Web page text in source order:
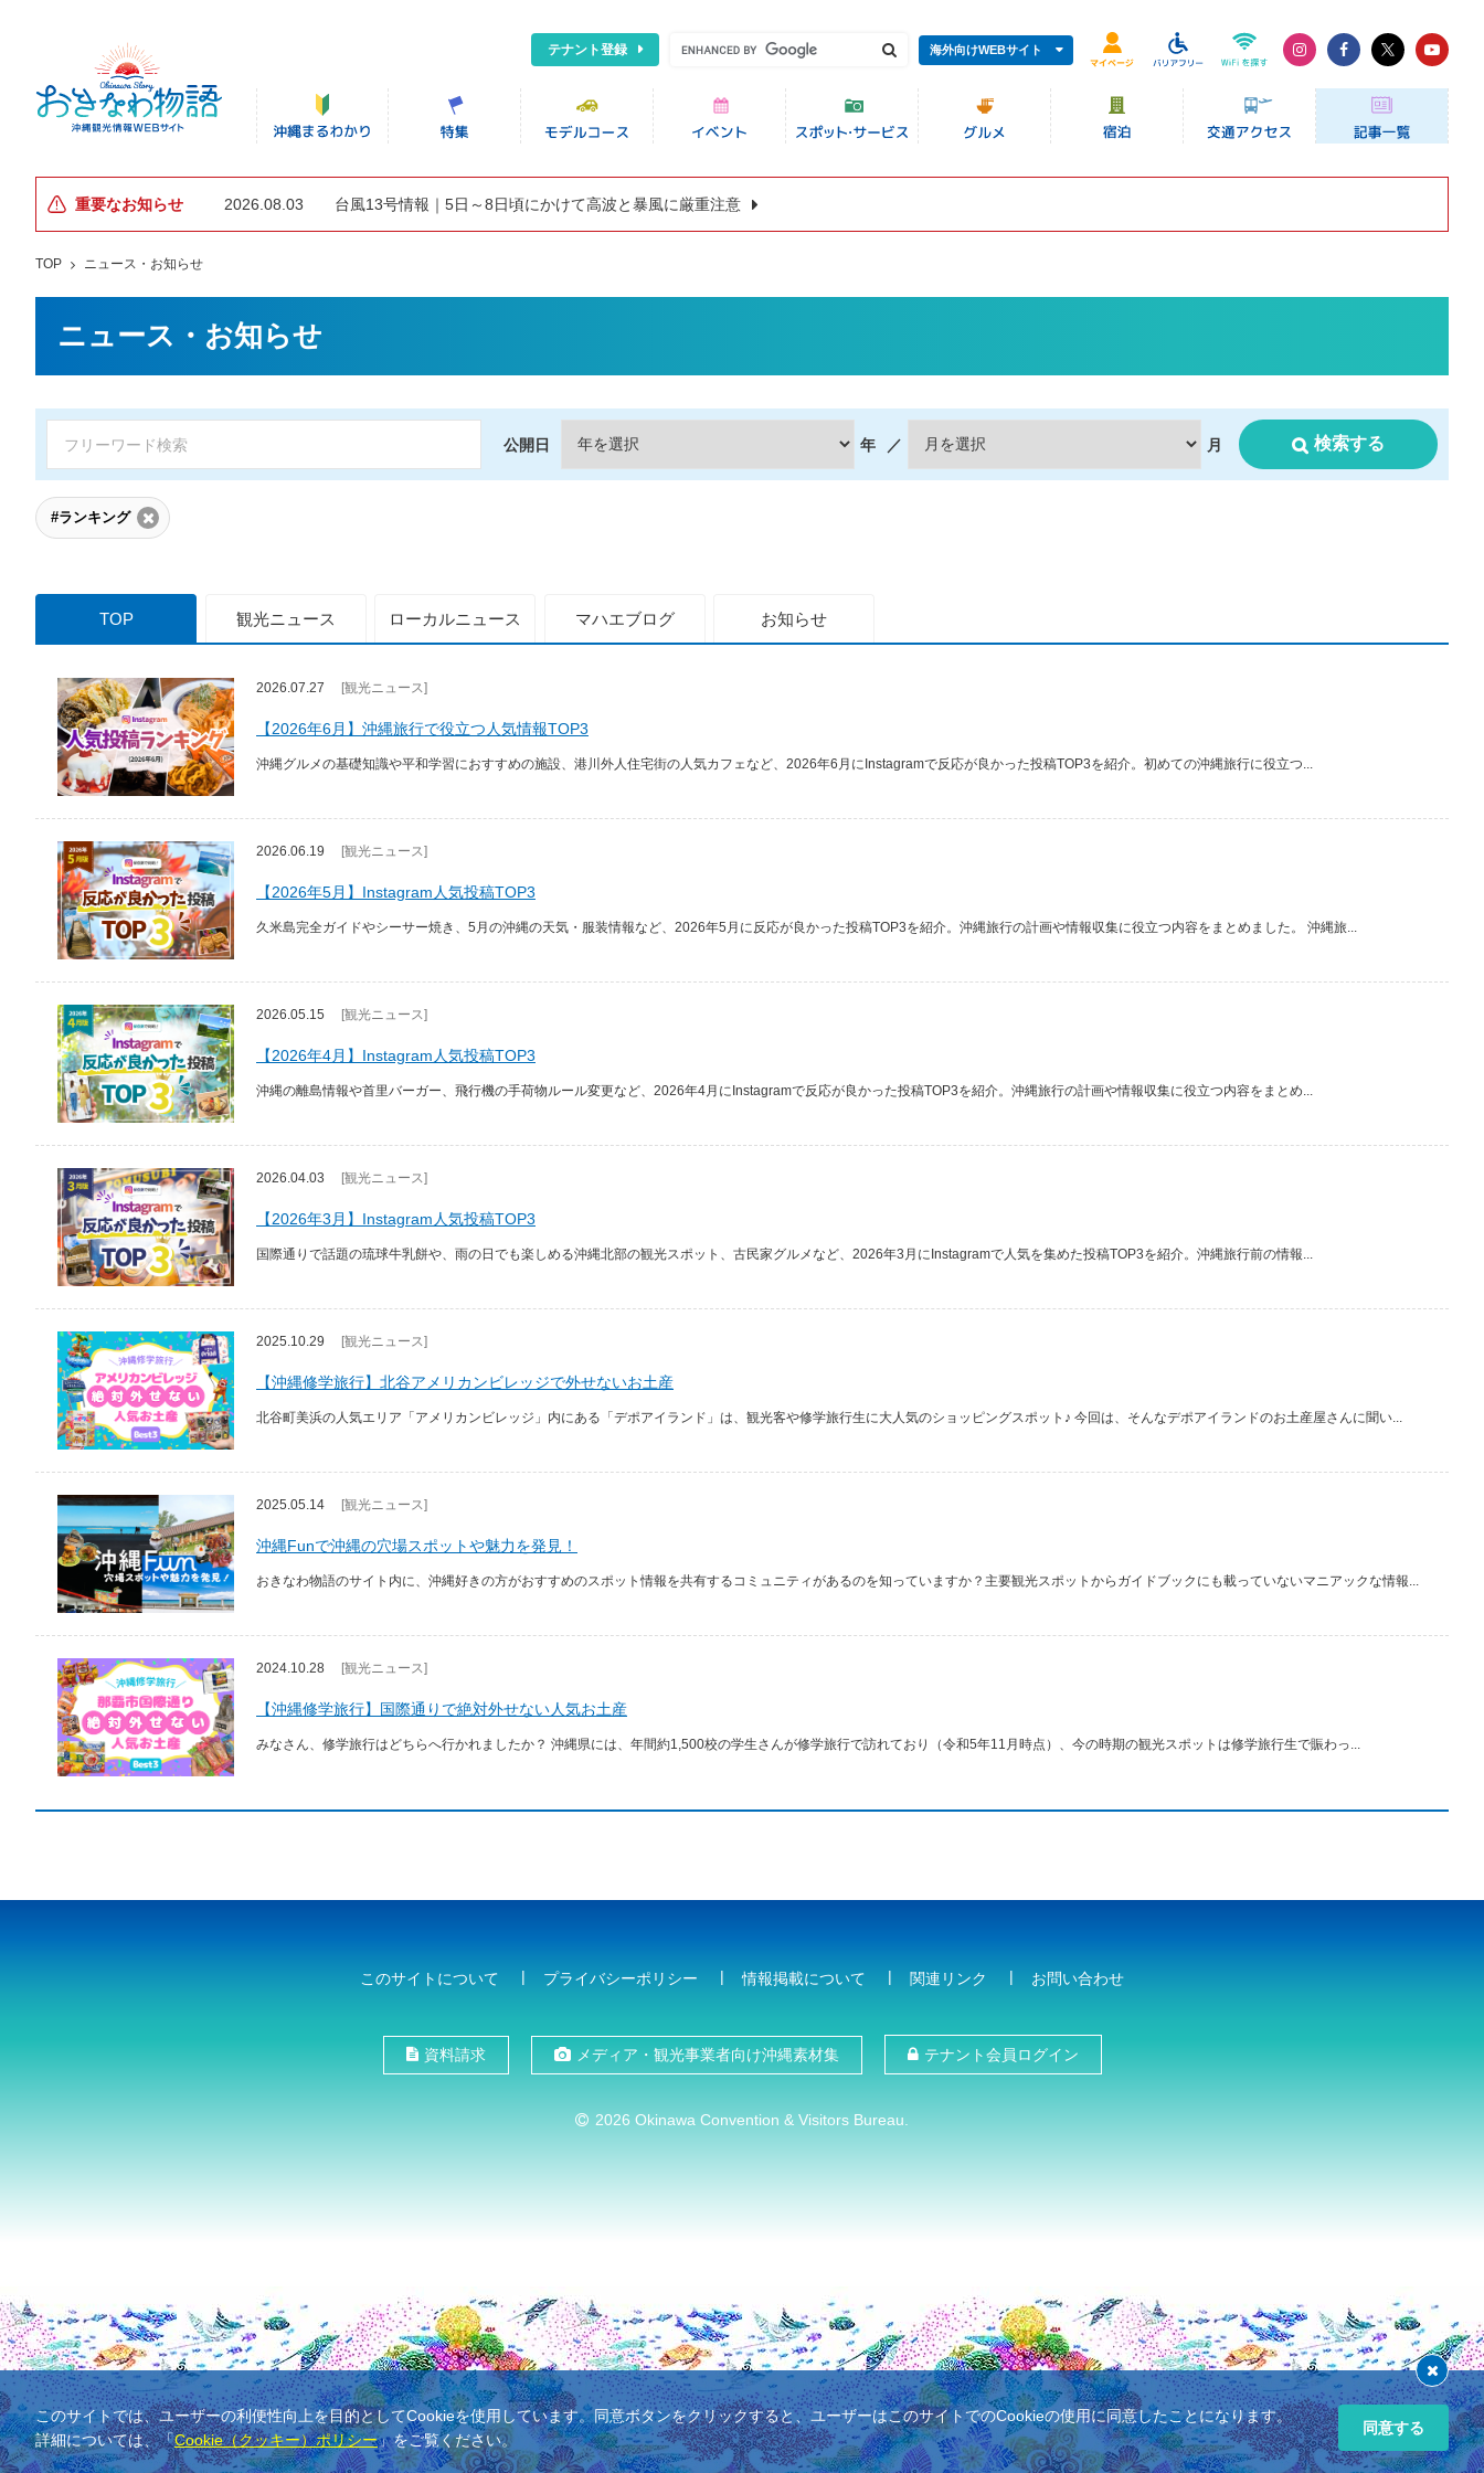
テナント登録 海外向けWEBサイト
重要なお知らせ 2026.08.03 台風13号情報｜5日～8日頃にかけて高波と暴風に厳重注意
TOP ニュース・お知らせ
ニュース・お知らせ
公開日 年 ／ 月 検索する
#ランキング
TOP 観光ニュース ローカルニュース マハエブログ お知らせ
2026.07.27 [観光ニュース]
【2026年6月】沖縄旅行で役立つ人気情報TOP3
沖縄グルメの基礎知識や平和学習におすすめの施設、港川外人住宅街の人気カフェなど、2026年6月にInstagramで反応が良かった投稿TOP3を紹介。初めての沖縄旅行に役立つ...
2026.06.19 [観光ニュース]
【2026年5月】Instagram人気投稿TOP3
久米島完全ガイドやシーサー焼き、5月の沖縄の天気・服装情報など、2026年5月に反応が良かった投稿TOP3を紹介。沖縄旅行の計画や情報収集に役立つ内容をまとめました。 沖縄旅...
2026.05.15 [観光ニュース]
【2026年4月】Instagram人気投稿TOP3
沖縄の離島情報や首里バーガー、飛行機の手荷物ルール変更など、2026年4月にInstagramで反応が良かった投稿TOP3を紹介。沖縄旅行の計画や情報収集に役立つ内容をまとめ...
2026.04.03 [観光ニュース]
【2026年3月】Instagram人気投稿TOP3
国際通りで話題の琉球牛乳餅や、雨の日でも楽しめる沖縄北部の観光スポット、古民家グルメなど、2026年3月にInstagramで人気を集めた投稿TOP3を紹介。沖縄旅行前の情報...
2025.10.29 [観光ニュース]
【沖縄修学旅行】北谷アメリカンビレッジで外せないお土産
北谷町美浜の人気エリア「アメリカンビレッジ」内にある「デポアイランド」は、観光客や修学旅行生に大人気のショッピングスポット♪ 今回は、そんなデポアイランドのお土産屋さんに聞い...
2025.05.14 [観光ニュース]
沖縄Funで沖縄の穴場スポットや魅力を発見！
おきなわ物語のサイト内に、沖縄好きの方がおすすめのスポット情報を共有するコミュニティがあるのを知っていますか？主要観光スポットからガイドブックにも載っていないマニアックな情報...
2024.10.28 [観光ニュース]
【沖縄修学旅行】国際通りで絶対外せない人気お土産
みなさん、修学旅行はどちらへ行かれましたか？ 沖縄県には、年間約1,500校の学生さんが修学旅行で訪れており（令和5年11月時点）、今の時期の観光スポットは修学旅行生で賑わっ...
このサイトについて プライバシーポリシー 情報掲載について 関連リンク お問い合わせ
資料請求 メディア・観光事業者向け沖縄素材集 テナント会員ログイン
2026 Okinawa Convention & Visitors Bureau.
このサイトでは、ユーザーの利便性向上を目的としてCookieを使用しています。同意ボタンをクリックすると、ユーザーはこのサイトでのCookieの使用に同意したことになります。
詳細については、「Cookie（クッキー）ポリシー」をご覧ください。
同意する